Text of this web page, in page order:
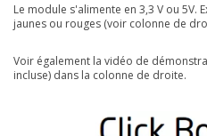
Le module s'alimente en 3,3 V ou 5V.
jaunes ou rouges (voir colonne de
Voir également la vidéo de
incluse) dans la colonne de droite.